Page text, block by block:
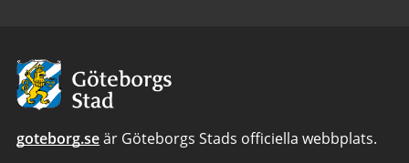
Avsändare:
Göteborgs
Stad
goteborg.seär Göteborgs Stads officiella webbplats.